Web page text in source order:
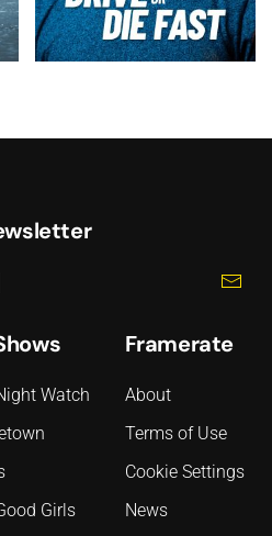
Watch
Girls
Framerate
About
Terms of Use
Cookie Settings
News